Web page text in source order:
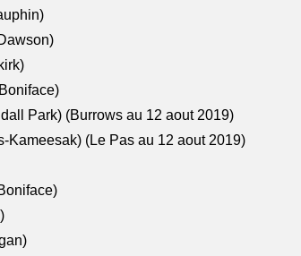
Park) (Burrows au 12 aout 2019)
Kameesak) (Le Pas au 12 aout 2019)